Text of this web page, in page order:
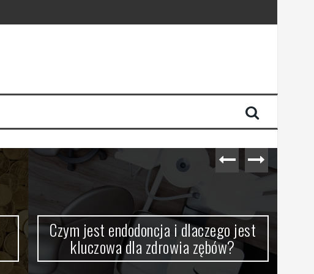
Czym jest endodoncja i dlaczego jest
kluczowa dla zdrowia zębów?